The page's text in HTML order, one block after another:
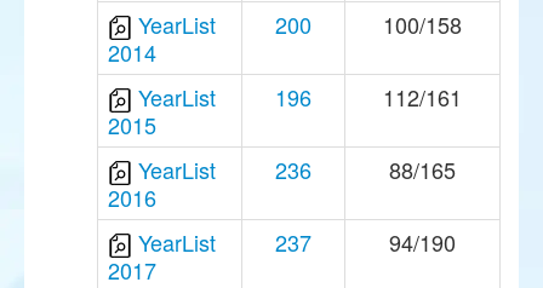
YearList
2014
200 100/158
YearList
2015
196 112/161
YearList
2016
236 88/165
YearList
2017
237 94/190